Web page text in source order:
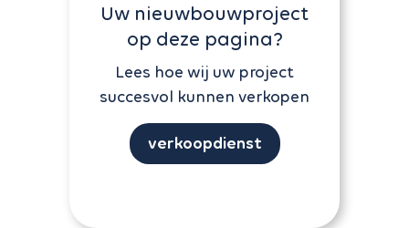
Uw nieuwbouwproject
op deze pagina?
Lees hoe wij uw project
succesvol kunnen verkopen
verkoopdienst